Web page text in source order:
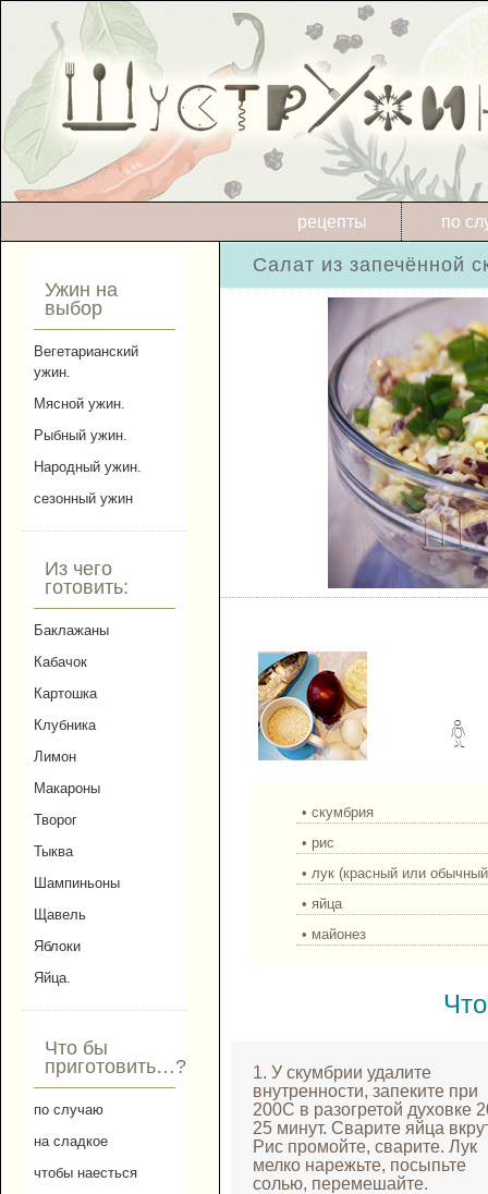
по
рецепты
Ужин на
выбор
Вегетарианский
ужин.
Мясной ужин.
Рыбный ужин.
Народный ужин.
сезонный ужин
Из чего
готовить:
Баклажаны
Кабачок
Картошка
Клубника
Лимон
Макароны
Творог
Тыква
Шампиньоны
Щавель
Яблоки
Яйца.
Что бы
приготовить…?
по случаю
на сладкое
чтобы наесться
Салат из запечённой
• скумбрия
• рис
• лук (красный или
• яйца
• майонез
1. У скумбрии удалите
внутренности, запеките при
200С в разогретой духовке
25 минут. Сварите яйца
Рис промойте, сварите. Лук
мелко нарежьте, посыпьте
солью, перемешайте.